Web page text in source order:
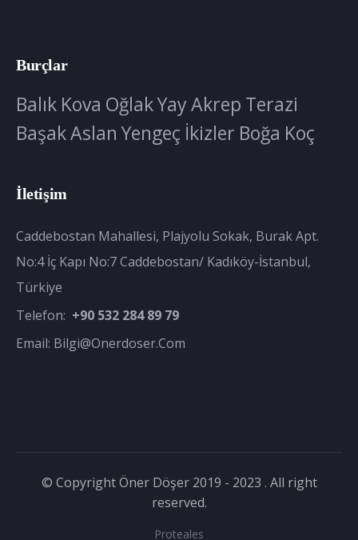
Burçlar
Balık Kova OğlakYayAkrep Terazi
BaşakAslan Yengeç İkizler Boğa Koç
İletişim
Caddebostan Mahallesi, Plajyolu Sokak, Burak Apt.
No:4 İç Kapı No:7 Caddebostan/ Kadıköy-İstanbul,
Türkiye
Telefon: +90 532 284 89 79
Email: Bilgi@onerdoser.com
© Copyright Öner Döşer 2019 - 2023 . All right
reserved.
Proteales